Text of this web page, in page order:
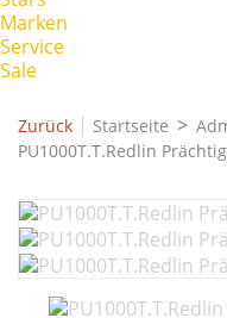
Marken
Service
Sale
Zurück | Startseite
PU1000T.T.Redlin